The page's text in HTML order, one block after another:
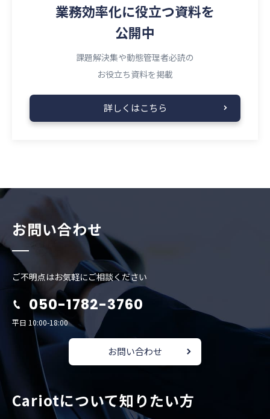
業務効率化に役立つ資料を
公開中
課題解決集や動態管理者必読の
お役立ち資料を掲載
詳しくはこちら
お問い合わせ
ご不明点はお気軽にご相談ください
050-1782-3760
平日 10:00-18:00
お問い合わせ
Cariotについて知りたい方